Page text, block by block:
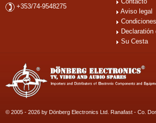
+353/74-9548275
Aviso legal
Declaratión
Su Cesta
© 2005 - 2026 by Dönberg Electronics Ltd. Ranafast - Co.